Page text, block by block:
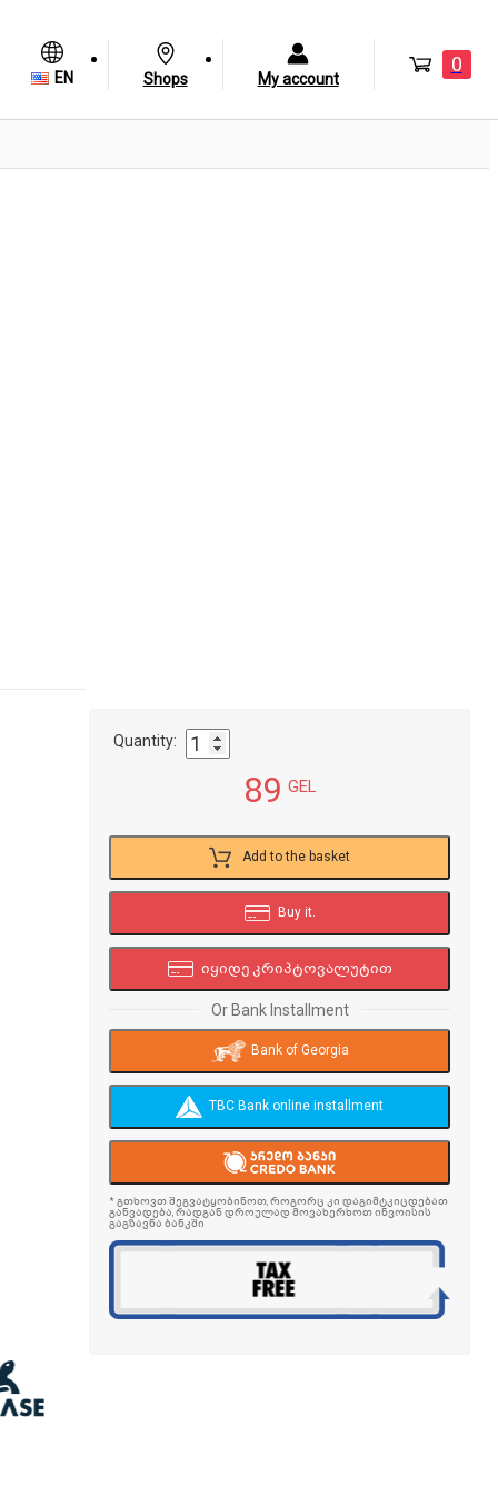
EN Shops My account
0
Quantity:
89 GEL
Add to the basket
Buy it.
იყიდე კრიპტოვალუტით
Or Bank Installment
Bank of Georgia
TBC Bank online installment
* გთხოვთ შეგვატყობინოთ, როგორც კი დაგიმტკიცდებათ
განვადება, რადგან დროულად მოვახერხოთ ინვოისის
გაგზავნა ბანკში